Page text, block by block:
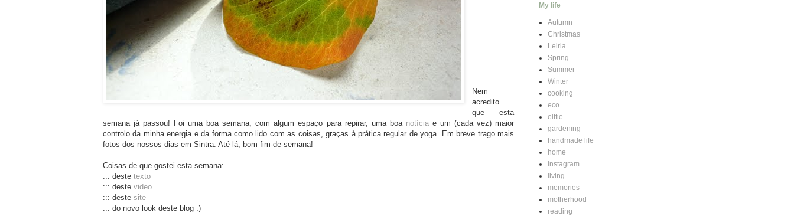
Nem
acredito
que esta
semana já passou! Foi uma boa semana, com algum espaço para repirar, uma boa notíciae um (cada vez) maior
controlo da minha energia e da forma como lido com as coisas, graças à prática regular de yoga. Em breve trago mais
fotos dos nossos dias em Sintra. Até lá, bom fim-de-semana!
Coisas de que gostei esta semana:
::: deste texto
::: deste video
::: deste site
::: do novo look deste blog :)
My life
Autumn
Christmas
Leiria
Spring
Summer
Winter
cooking
eco
elffie
gardening
handmade life
home
instagram
living
memories
motherhood
reading